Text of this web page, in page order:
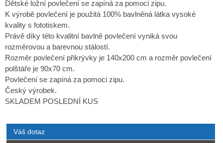
Dětské ložní povlečení se zapíná za pomoci zipu.
K výrobě povlečení je použitá 100% bavlněná látka vysoké
kvality s fototiskem.
Právě díky této kvalitní bavlně povlečení vyniká svou
rozměrovou a barevnou stálostí.
Rozměr povlečení přikrývky je 140x200 cm a rozměr povlečení
polštáře je 90x70 cm.
Povlečení se zapíná za pomoci zipu.
Český výrobek.
SKLADEM POSLEDNÍ KUS
Váš dotaz